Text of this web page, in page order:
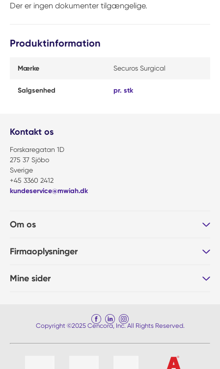
Der er ingen dokumenter tilgængelige.
Produktinformation
Mærke Securos Surgical
Salgsenhed pr. stk
Kontakt os
Forskaregatan 1D
275 37 Sjöbo
Sverige
+45 3360 2412
kundeservice@mwiah.dk
Om os
Firmaoplysninger
Mine sider
Copyright ©2025 Cencora, Inc. All Rights Reserved.